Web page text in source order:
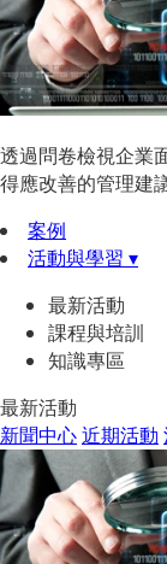
透過問卷檢視企業
得應改善的管理建議
案例
活動與學習 ▾
最新活動
課程與培訓
知識專區
最新活動
新聞中心近期活動